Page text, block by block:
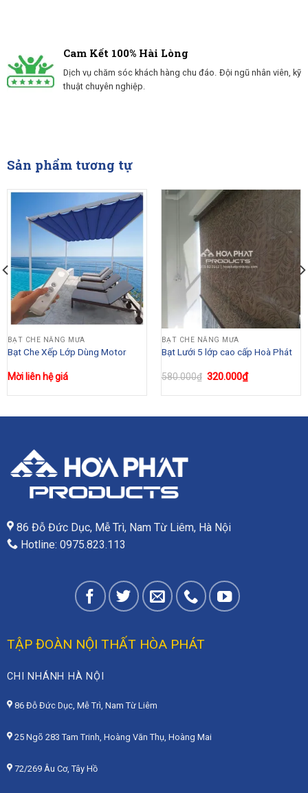
Cam Kết 100% Hài Lòng
Dịch vụ chăm sóc khách hàng chu đáo. Đội ngũ nhân viên, kỹ
thuật chuyên nghiệp.
Sản phẩm tương tự
BẠT CHE NẮNG MƯA
Bạt Che Xếp Lớp Dùng Motor
Mời liên hệ giá
BẠT CHE NẮNG MƯA
Bạt Lưới 5 lớp cao cấp Hoà Phát
580.000₫ Giá
là:
320.000₫Giá
hiện
tại
320.000₫.
86 Đỗ Đức Dục, Mễ Trì, Nam Từ Liêm, Hà Nội
Hotline: 0975.823.113
TẬP ĐOÀN NỘI THẤT HÒA PHÁT
CHI NHÁNH HÀ NỘI
86 Đỗ Đức Dục, Mễ Trì, Nam Từ Liêm
25 Ngõ 283 Tam Trinh, Hoàng Văn Thụ, Hoàng Mai
72/269 Âu Cơ, Tây Hồ